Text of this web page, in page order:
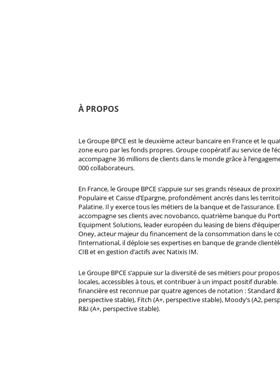
À PROPOS
Le Groupe BPCE est le deuxième acteur bancaire en France et le
zone euro par les fonds propres. Groupe coopératif au service de
accompagne 36 millions de clients dans le monde grâce à
000 collaborateurs.
En France, le Groupe BPCE s’appuie sur ses grands réseaux de
Populaire et Caisse d’Epargne, profondément ancrés dans les
Palatine. Il y exerce tous les métiers de la banque et de l’assurance.
accompagne ses clients avec novobanco, quatrième banque du
Equipment Solutions, leader européen du leasing de biens
Oney, acteur majeur du financement de la consommation dans le
l’international, il déploie ses expertises en banque de grande
CIB et en gestion d’actifs avec Natixis IM.
Le Groupe BPCE s’appuie sur la diversité de ses métiers pour
locales, accessibles à tous, et contribuer à un impact positif durable.
financière est reconnue par quatre agences de notation : Standard &
perspective stable), Fitch (A+, perspective stable), Moody’s (A2,
R&I (A+, perspective stable).